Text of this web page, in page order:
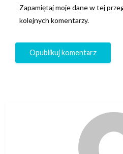
Zapamiętaj moje dane w tej
kolejnych komentarzy.